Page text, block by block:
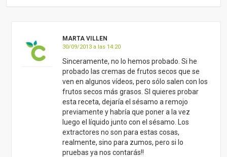
MARTA VILLEN
30/09/2013 a las 14:20
Sinceramente, no lo hemos probado. Si he
probado las cremas de frutos secos que se
ven en algunos vídeos, pero sólo salen con los
frutos secos más grasos. SI quieres probar
esta receta, dejaría el sésamo a remojo
previamente y habría que poner a la vez
luego el líquido junto con el sésamo. Los
extractores no son para estas cosas,
realmente, sino para zumos, pero si lo
pruebas ya nos contarás!!